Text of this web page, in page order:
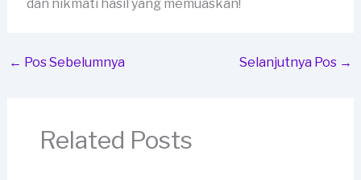
dan nikmati hasil yang memuaskan!
← Pos Sebelumnya Selanjutnya Pos →
Related Posts